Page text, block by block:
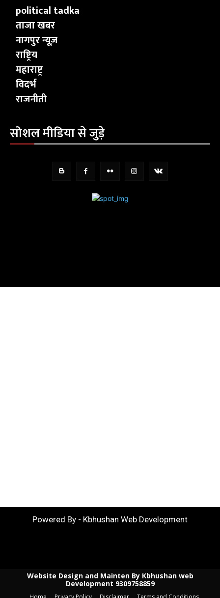
political tadka
ताजा खबर
नागपुर न्यूज़
राष्ट्रिय
महाराष्ट्र
विदर्भ
राजनीती
सोशल मीडिया से जुड़े
Powered By - Kbhushan Web Development
Website Design and Mainten By Kbhushan web
Development 9309758859